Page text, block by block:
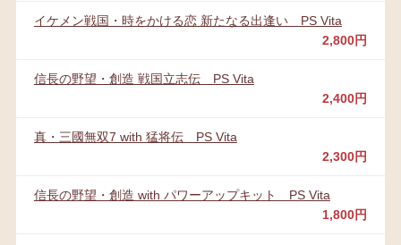
イケメン戦国・時をかける恋 新たなる出逢い PS Vita
2,800円
信長の野望・創造 戦国立志伝 PS Vita
2,400円
真・三國無双7 with 猛将伝 PS Vita
2,300円
信長の野望・創造 with パワーアップキット PS Vita
1,800円